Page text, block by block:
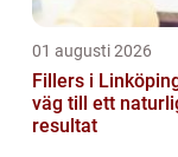
01 augusti 2026
Fillers i
väg till ett
resultat